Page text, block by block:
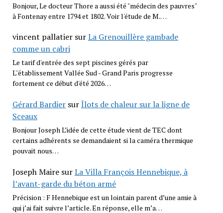
Bonjour, Le docteur Thore a aussi été "médecin des pauvres"
à Fontenay entre 1794 et 1802. Voir l'étude de M.…
vincent pallatiersurLa Grenouillère gambade
comme un cabri
Le tarif d'entrée des sept piscines gérés par
L''établissement Vallée Sud - Grand Paris progresse
fortement ce début d'été 2026…
Gérard BardiersurÎlots de chaleur sur la ligne de
Sceaux
Bonjour Joseph L’idée de cette étude vient de TEC dont
certains adhérents se demandaient si la caméra thermique
pouvait nous…
Joseph MairesurLa Villa François Hennebique, à
l’avant-garde du béton armé
Précision : F Hennebique est un lointain parent d’une amie à
qui j’ai fait suivre l’article. En réponse, elle m’a…